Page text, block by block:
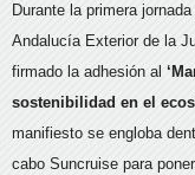
Durante la primera
Andalucía Exterior de la
firmado la adhesión al
sostenibilidad en el
manifiesto se engloba
cabo Suncruise para